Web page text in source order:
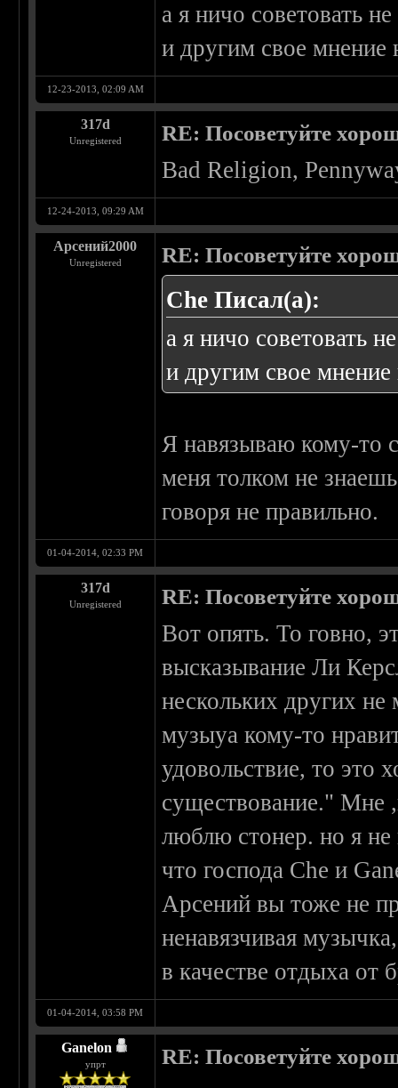
а я ничо советовать
и другим свое мнение
12-23-2013, 02:09 AM
317d
Unregistered RE: Посоветуйте
Bad Religion,
12-24-2013, 09:29 AM
Арсений2000
Unregistered RE: Посоветуйте
Che Писал(а):
а я ничо советовать
и другим свое мнение
Я навязываю кому-то
меня толком не
говоря не правильно.
01-04-2014, 02:33 PM
317d
Unregistered RE: Посоветуйте
Вот опять. То говно,
высказывание Ли
нескольких других
музыуа кому-то
удовольствие, то это
существование." Мне
люблю стонер. но я не
что господа Che и
Арсений вы тоже не
ненавязчивая
в качестве отдыха от
01-04-2014, 03:58 PM
Ganelon
упрт RE: Посоветуйте